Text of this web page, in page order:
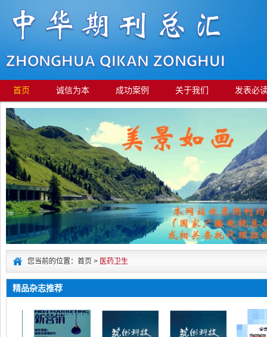
首页 诚信为本 成功案例 关于我们 发表必
您当前的位置：首页 > 医药卫生
精品杂志推荐